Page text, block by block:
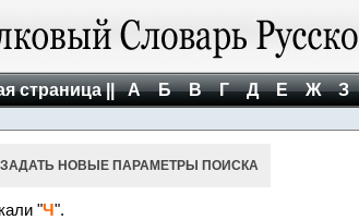
страница || А Б В Г Д Е Ж З
ЗАДАТЬ НОВЫЕ ПАРАМЕТРЫ ПОИСКА
"Ч".